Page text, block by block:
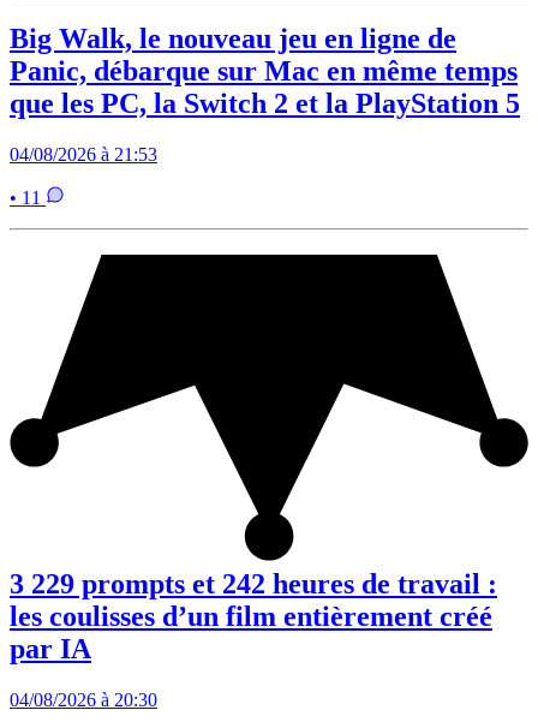
Big Walk, le nouveau jeu en ligne de
Panic, débarque sur Mac en même temps
que les PC, la Switch 2 et la PlayStation 5
04/08/2026 à 21:53
• 11
3 229 prompts et 242 heures de travail :
les coulisses d’un film entièrement créé
par IA
04/08/2026 à 20:30